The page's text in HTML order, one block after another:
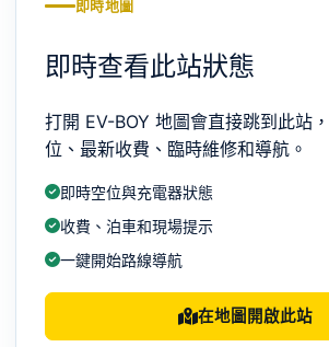
即時地圖
即時查看此站狀態
打開 EV-BOY 地圖會直接跳到此站
位、最新收費、臨時維修和導航。
即時空位與充電器狀態
收費、泊車和現場提示
一鍵開始路線導航
在地圖開啟此站